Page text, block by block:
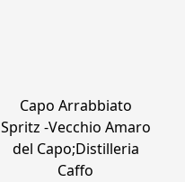
Capo Arrabbiato
Spritz -Vecchio Amaro
del Capo;Distilleria
Caffo